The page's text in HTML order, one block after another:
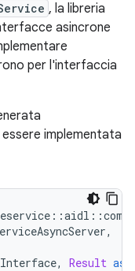
, la libreria
asincrone
per l'interfaccia
implementata
::aidl ::com
,
Interface, Result as